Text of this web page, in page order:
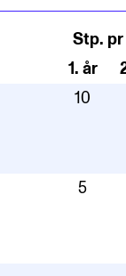
Stp. pr
1. år
10
5